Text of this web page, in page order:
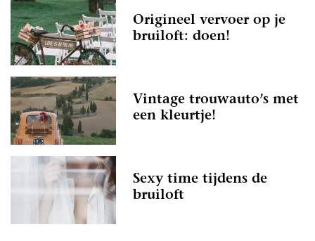
Origineel vervoer op je
bruiloft: doen!
Vintage trouwauto’s met
een kleurtje!
Sexy time tijdens de
bruiloft